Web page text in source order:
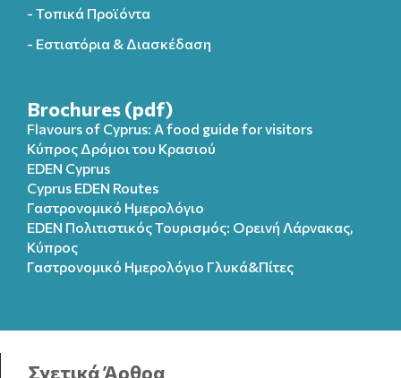
- Τοπικά Προϊόντα
- Εστιατόρια & Διασκέδαση
Brochures (pdf)
Flavours of Cyprus: A food guide for visitors
Κύπρος Δρόμοι του Κρασιού
EDEN Cyprus
Cyprus EDEN Routes
Γαστρονομικό Ημερολόγιο
EDEN Πολιτιστικός Τουρισμός: Ορεινή Λάρνακας,
Κύπρος
Γαστρονομικό Ημερολόγιo Γλυκά&Πίτες
Σχετικά Άρθρα